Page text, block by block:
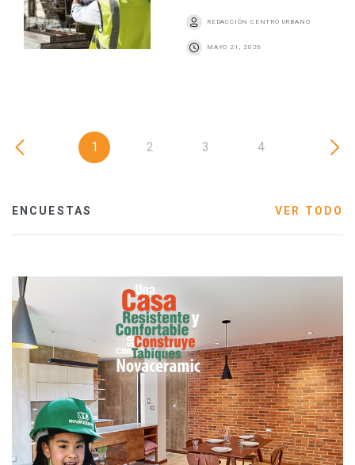
REDACCIÓN CENTRO URBANO
MAYO 21, 2026
1 2 3 4
ENCUESTAS VER TODO